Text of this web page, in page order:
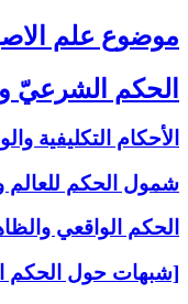
موضوع علم
الحكم الشرعيّ
الأحكام التكليفية
شمول الحكم للعالم
الحكم الواقعي
[شبهات حول الحكم